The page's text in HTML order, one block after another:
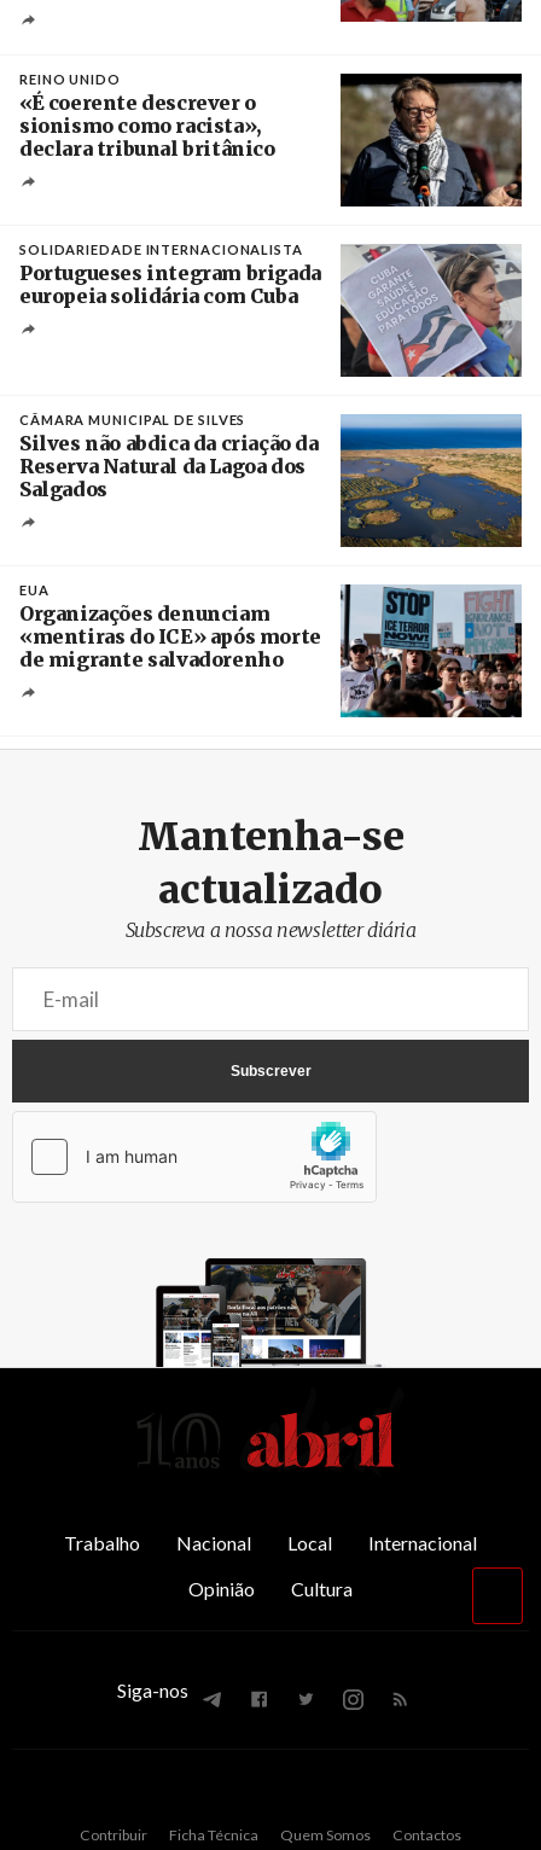
REINO UNIDO
«É coerente descrever o
sionismo como racista»,
declara tribunal britânico
SOLIDARIEDADE INTERNACIONALISTA
Portugueses integram brigada
europeia solidária com Cuba
CÂMARA MUNICIPAL DE SILVES
Silves não abdica da criação da
Reserva Natural da Lagoa dos
Salgados
EUA
Organizações denunciam
«mentiras do ICE» após morte
de migrante salvadorenho
Mantenha-se
actualizado
Subscreva a nossa newsletter diária
Trabalho Nacional Local
Internacional
Opinião
Cultura
Siga-nos
Contribuir Ficha Técnica Quem Somos Contactos